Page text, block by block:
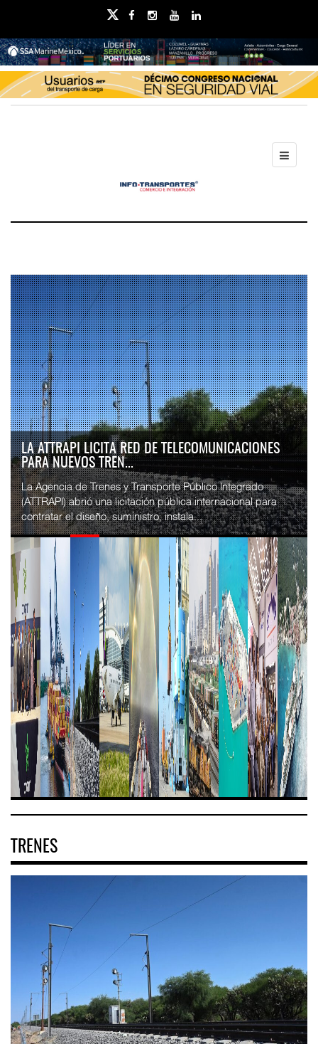
LA ATTRAPI LICITA RED DE TELECOMUNICACIONES
PARA NUEVOS TREN...
La Agencia de Trenes y Transporte Público Integrado
(ATTRAPI) abrió una licitación pública internacional para
contratar el diseño, suministro, instala...
TRENES